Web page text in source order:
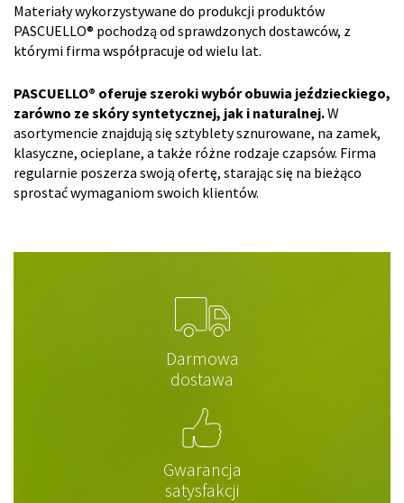
Materiały wykorzystywane do produkcji produktów
PASCUELLO® pochodzą od sprawdzonych dostawców, z
którymi firma współpracuje od wielu lat.
PASCUELLO® oferuje szeroki wybór obuwia jeździeckiego,
zarówno ze skóry syntetycznej, jak i naturalnej.W
asortymencie znajdują się sztyblety sznurowane, na zamek,
klasyczne, ocieplane, a także różne rodzaje czapsów. Firma
regularnie poszerza swoją ofertę, starając się na bieżąco
sprostać wymaganiom swoich klientów.
Darmowa
dostawa
Gwarancja
satysfakcji